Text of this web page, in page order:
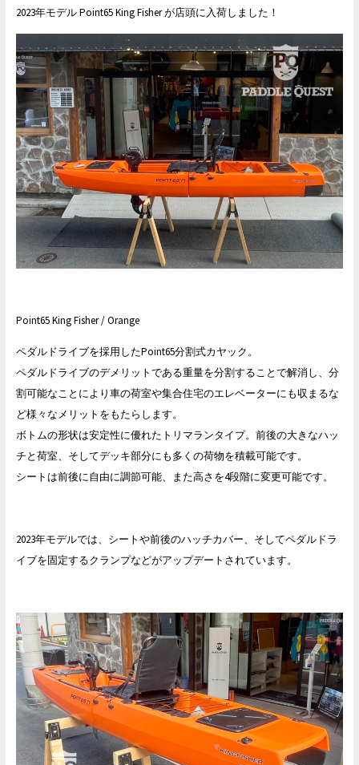
2023年モデル Point65 King Fisher が店頭に入荷しました！
Point65 King Fisher / Orange
ペダルドライブを採用したPoint65分割式カヤック。
ペダルドライブのデメリットである重量を分割することで解消し、分
割可能なことにより車の荷室や集合住宅のエレベーターにも収まるな
ど様々なメリットをもたらします。
ボトムの形状は安定性に優れたトリマランタイプ。前後の大きなハッ
チと荷室、そしてデッキ部分にも多くの荷物を積載可能です。
シートは前後に自由に調節可能、また高さを4段階に変更可能です。
2023年モデルでは、シートや前後のハッチカバー、そしてペダルドラ
イブを固定するクランプなどがアップデートされています。